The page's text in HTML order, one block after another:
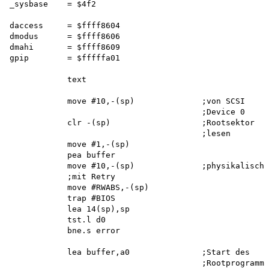
_sysbase    = $4f2
daccess     = $ffff8604
dmodus      = $ffff8606
dmahi       = $ffff8609
gpip        = $fffffa01
            text
            move #10,-(sp)              ;von SCSI
                                        ;Device 0
            clr -(sp)                   ;Rootsektor
                                        ;lesen
            move #1,-(sp)
            pea buffer
            move #10,-(sp)              ;physikalisch
            ;mit Retry
            move #RWABS,-(sp)
            trap #BIOS
            lea 14(sp),sp
            tst.l d0
            bne.s error
            lea buffer,a0               ;Start des
                                        ;Rootprogramms